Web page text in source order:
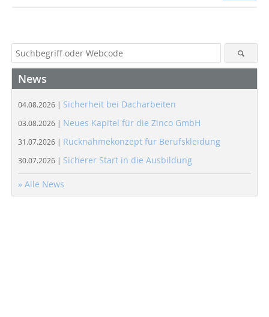
News
04.08.2026 | Sicherheit bei Dacharbeiten
03.08.2026 | Neues Kapitel für die Zinco GmbH
31.07.2026 | Rücknahmekonzept für Berufskleidung
30.07.2026 | Sicherer Start in die Ausbildung
» Alle News